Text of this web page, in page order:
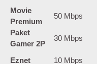
Movie
Premium
50 Mbps
Paket
Gamer 2P
30 Mbps
Eznet
10 Mbps